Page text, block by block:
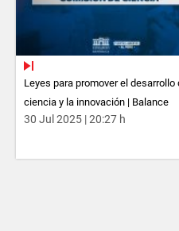
Leyes para promover el
ciencia y la innovación | Balance
30 Jul 2025 | 20:27 h